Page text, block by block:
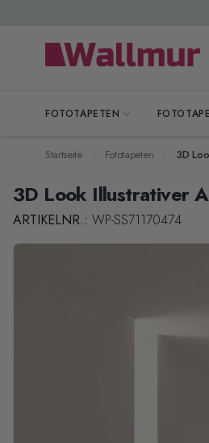
FOTOTAPETEN
Startseite Fototapeten 3D
3D Look Illustrativer
ARTIKELNR.: WP-SS71170474